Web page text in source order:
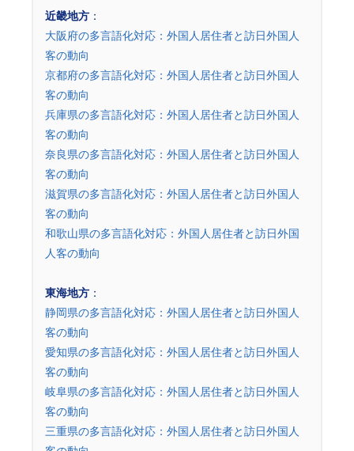
近畿地方 ：
大阪府の多言語化対応：外国人居住者と訪日外国人
客の動向
京都府の多言語化対応：外国人居住者と訪日外国人
客の動向
兵庫県の多言語化対応：外国人居住者と訪日外国人
客の動向
奈良県の多言語化対応：外国人居住者と訪日外国人
客の動向
滋賀県の多言語化対応：外国人居住者と訪日外国人
客の動向
和歌山県の多言語化対応：外国人居住者と訪日外国
人客の動向
東海地方 ：
静岡県の多言語化対応：外国人居住者と訪日外国人
客の動向
愛知県の多言語化対応：外国人居住者と訪日外国人
客の動向
岐阜県の多言語化対応：外国人居住者と訪日外国人
客の動向
三重県の多言語化対応：外国人居住者と訪日外国人